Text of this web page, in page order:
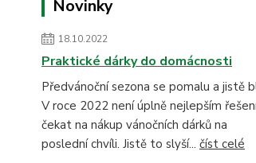
Novinky
18.10.2022
Praktické dárky do domácnosti
Předvánoční sezona se pomalu a jistě
V roce 2022 není úplně nejlepším
čekat na nákup vánočních dárků na
poslední chvíli. Jistě to slyší... číst celé